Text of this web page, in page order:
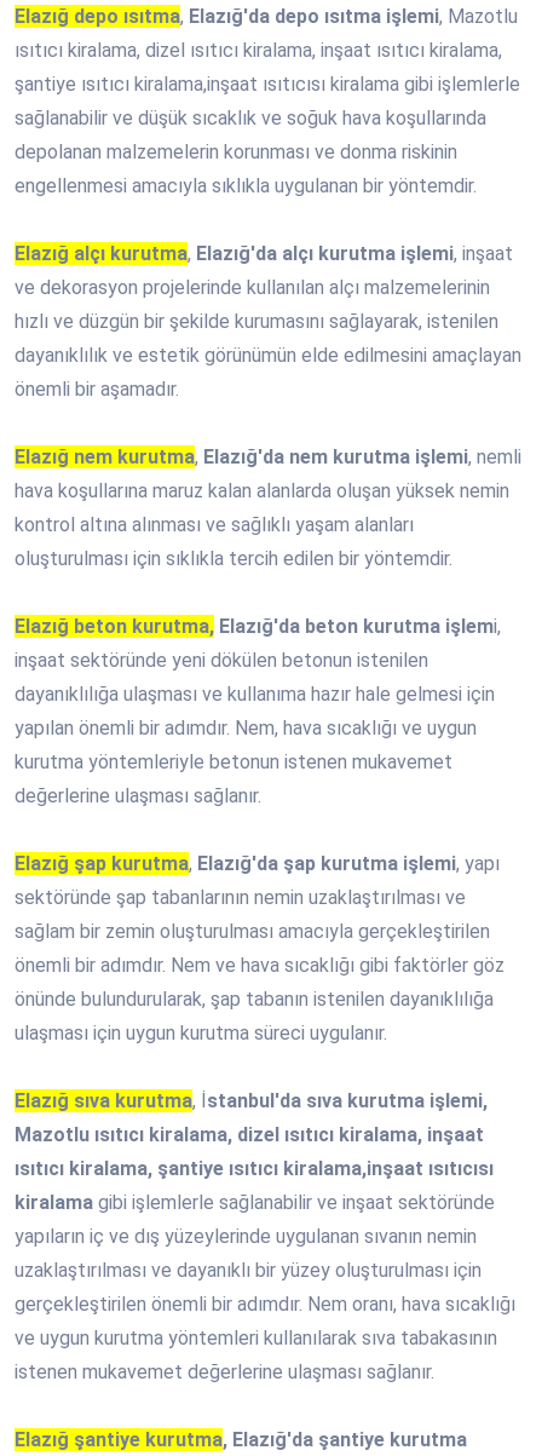
Elazığ depo ısıtma, Elazığ'da depo ısıtma işlemi, Mazotlu
ısıtıcı kiralama, dizel ısıtıcı kiralama, inşaat ısıtıcı kiralama,
şantiye ısıtıcı kiralama,inşaat ısıtıcısı kiralama gibi işlemlerle
sağlanabilir ve düşük sıcaklık ve soğuk hava koşullarında
depolanan malzemelerin korunması ve donma riskinin
engellenmesi amacıyla sıklıkla uygulanan bir yöntemdir.
Elazığ alçı kurutma, Elazığ'da alçı kurutma işlemi, inşaat
ve dekorasyon projelerinde kullanılan alçı malzemelerinin
hızlı ve düzgün bir şekilde kurumasını sağlayarak, istenilen
dayanıklılık ve estetik görünümün elde edilmesini amaçlayan
önemli bir aşamadır.
Elazığ nem kurutma, Elazığ'da nem kurutma işlemi, nemli
hava koşullarına maruz kalan alanlarda oluşan yüksek nemin
kontrol altına alınması ve sağlıklı yaşam alanları
oluşturulması için sıklıkla tercih edilen bir yöntemdir.
Elazığ beton kurutma, Elazığ'da beton kurutma işlemi,
inşaat sektöründe yeni dökülen betonun istenilen
dayanıklılığa ulaşması ve kullanıma hazır hale gelmesi için
yapılan önemli bir adımdır. Nem, hava sıcaklığı ve uygun
kurutma yöntemleriyle betonun istenen mukavemet
değerlerine ulaşması sağlanır.
Elazığ şap kurutma, Elazığ'da şap kurutma işlemi, yapı
sektöründe şap tabanlarının nemin uzaklaştırılması ve
sağlam bir zemin oluşturulması amacıyla gerçekleştirilen
önemli bir adımdır. Nem ve hava sıcaklığı gibi faktörler göz
önünde bulundurularak, şap tabanın istenilen dayanıklılığa
ulaşması için uygun kurutma süreci uygulanır.
Elazığ sıva kurutma, İ stanbul'da sıva kurutma işlemi,
Mazotlu ısıtıcı kiralama, dizel ısıtıcı kiralama, inşaat
ısıtıcı kiralama, şantiye ısıtıcı kiralama,inşaat ısıtıcısı
kiralama gibi işlemlerle sağlanabilir ve inşaat sektöründe
yapıların iç ve dış yüzeylerinde uygulanan sıvanın nemin
uzaklaştırılması ve dayanıklı bir yüzey oluşturulması için
gerçekleştirilen önemli bir adımdır. Nem oranı, hava sıcaklığı
ve uygun kurutma yöntemleri kullanılarak sıva tabakasının
istenen mukavemet değerlerine ulaşması sağlanır.
Elazığ şantiye kurutma, Elazığ'da şantiye kurutma